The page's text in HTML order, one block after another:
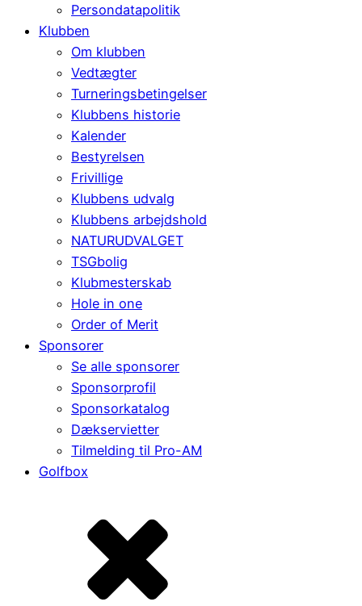
Persondatapolitik
Klubben
Om klubben
Vedtægter
Turneringsbetingelser
Klubbens historie
Kalender
Bestyrelsen
Frivillige
Klubbens udvalg
Klubbens arbejdshold
NATURUDVALGET
TSGbolig
Klubmesterskab
Hole in one
Order of Merit
Sponsorer
Se alle sponsorer
Sponsorprofil
Sponsorkatalog
Dækservietter
Tilmelding til Pro-AM
Golfbox